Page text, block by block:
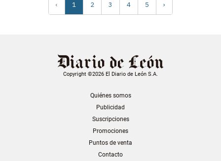
‹ 1 2 3 4 5 ›
Copyright ©2026 El Diario de León S.A.
Quiénes somos
Publicidad
Suscripciones
Promociones
Puntos de venta
Contacto